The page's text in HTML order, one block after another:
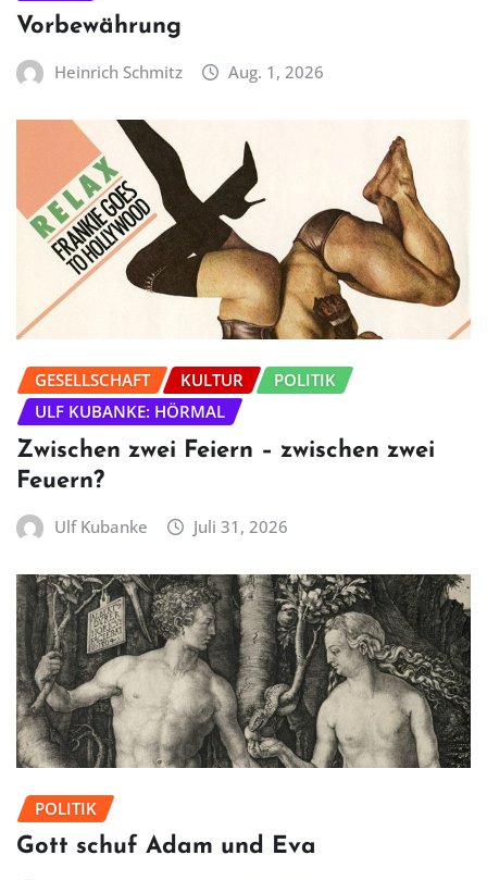
Vorbewährung
Heinrich Schmitz Aug. 1, 2026
GESELLSCHAFT KULTUR
POLITIK
ULF KUBANKE: HÖRMAL
Zwischen zwei Feiern – zwischen zwei
Feuern?
Ulf Kubanke Juli 31, 2026
POLITIK
Gott schuf Adam und Eva